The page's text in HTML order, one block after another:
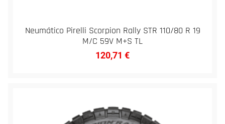
Neumático Pirelli Scorpion Rally STR 110/80 R 19
M/C 59V M+S TL
120,71 €